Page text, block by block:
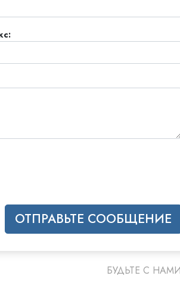
в
ОТПРАВЬТЕ СООБЩЕНИЕ
БУДЬТЕ С НАМИ